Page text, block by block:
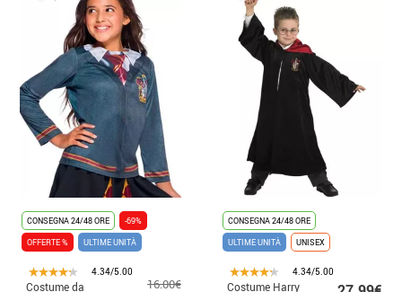
CONSEGNA 24/48 ORE
-69%
OFFERTE %
ULTIME UNITÀ
4.34/5.00
Costume da 16.00€
CONSEGNA 24/48 ORE
ULTIME UNITÀ
UNISEX
4.34/5.00
Costume Harry